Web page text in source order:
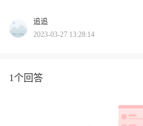
追追
2023-03-27 13:28:14
1个回答